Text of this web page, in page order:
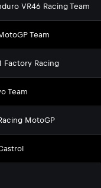
VR46 Racing Team
Team
Factory Racing
Team
MotoGP